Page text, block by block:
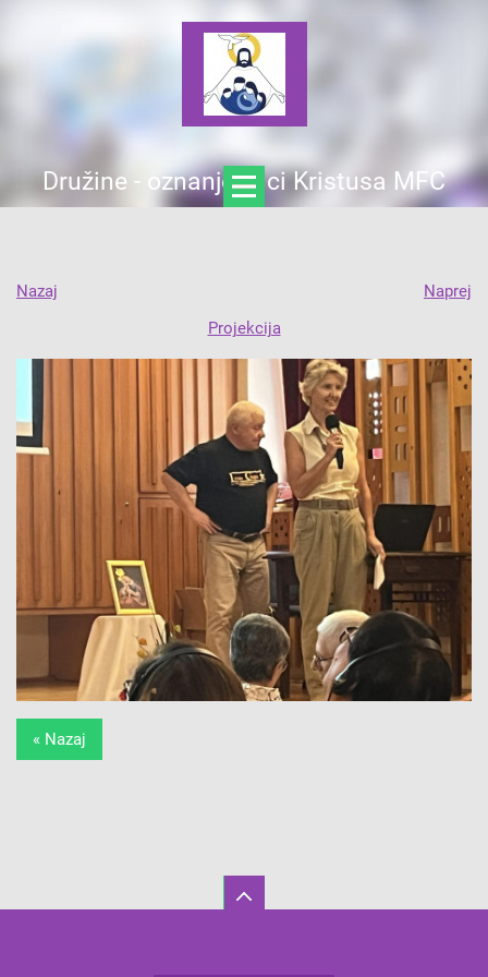
Družine - oznanjevalci Kristusa MFC
Nazaj
Naprej
Projekcija
« Nazaj